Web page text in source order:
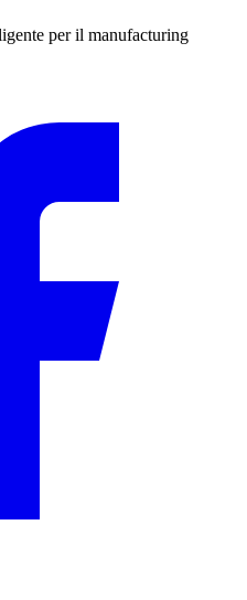
per il manufacturing